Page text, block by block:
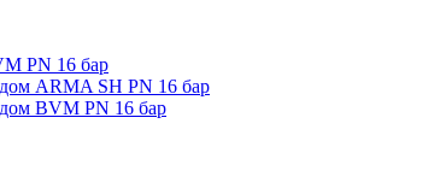
PN 16 бар
ARMA SH PN 16 бар
BVM PN 16 бар